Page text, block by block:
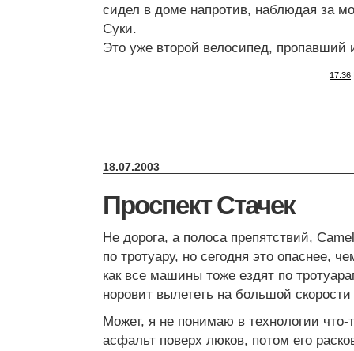
сидел в доме напротив, наблюдая за
Суки.
Это уже второй велосипед, пропавший
17:36
18.07.2003
Проспект Стачек
Не дорога, а полоса препятствий,
по тротуару, но сегодня это опаснее,
как все машины тоже ездят по
норовит вылететь на большой скорости
Может, я не понимаю в технологии что-
асфальт поверх люков, потом его